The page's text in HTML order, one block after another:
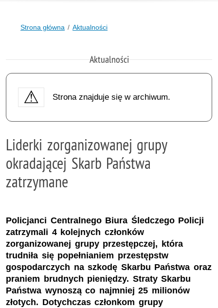
Strona główna Aktualności
Aktualności
Strona znajduje się w archiwum.
Liderki zorganizowanej grupy
okradającej Skarb Państwa
zatrzymane
Policjanci Centralnego Biura Śledczego Policji
zatrzymali 4 kolejnych członków
zorganizowanej grupy przestępczej, która
trudniła się popełnianiem przestępstw
gospodarczych na szkodę Skarbu Państwa oraz
praniem brudnych pieniędzy. Straty Skarbu
Państwa wynoszą co najmniej 25 milionów
złotych. Dotychczas członkom grupy